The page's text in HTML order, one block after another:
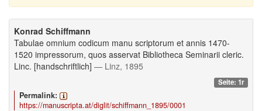
Konrad Schiffmann
Tabulae omnium codicum manu scriptorum et annis 1470-
1520 impressorum, quos asservat Bibliotheca Seminarii cleric.
Linc. [handschriftlich] — Linz, 1895
Seite: 1r
Permalink:
https://manuscripta.at/diglit/schiffmann_1895/0001